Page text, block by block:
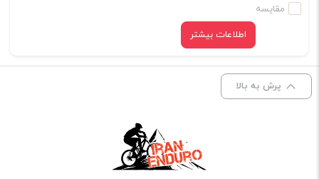
مقایسه
اطلاعات بیشتر
پرش به بالا